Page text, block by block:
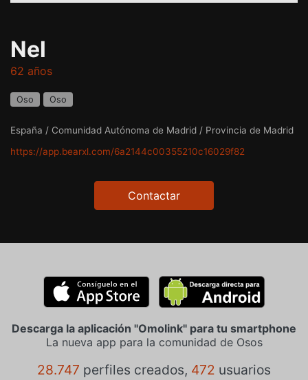
Nel
62 años
Oso Oso
España / Comunidad Autónoma de Madrid / Provincia de Madrid
https://app.bearxl.com/6a2144c00355210c16029f82
Contactar
Descarga la aplicación "Omolink" para tu smartphone
La nueva app para la comunidad de Osos
28.747 perfiles creados, 472 usuarios